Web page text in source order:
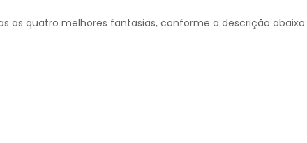
as quatro melhores fantasias, conforme a descrição abaixo: